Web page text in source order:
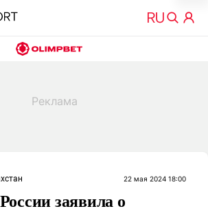
22 мая 2024 18:00
заявила о